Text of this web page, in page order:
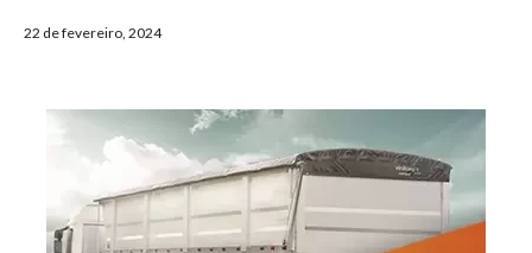
22 de fevereiro, 2024